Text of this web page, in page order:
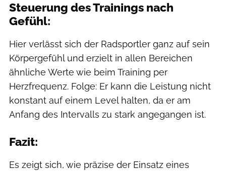
Steuerung des Trainings nach
Gefühl:
Hier verlässt sich der Radsportler ganz auf sein
Körpergefühl und erzielt in allen Bereichen
ähnliche Werte wie beim Training per
Herzfrequenz. Folge: Er kann die Leistung nicht
konstant auf einem Level halten, da er am
Anfang des Intervalls zu stark angegangen ist.
Fazit:
Es zeigt sich, wie präzise der Einsatz eines